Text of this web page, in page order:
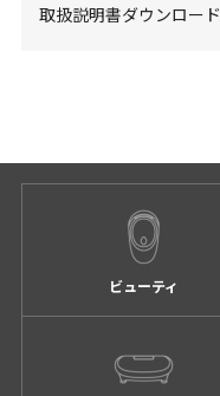
取扱説明書ダウンロード
ビューティ